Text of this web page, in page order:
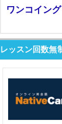
ワンコイン
レッスン回数無